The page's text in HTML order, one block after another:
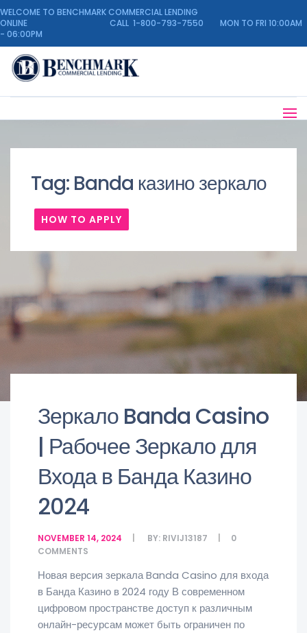
WELCOME TO BENCHMARK COMMERCIAL LENDING
ONLINE CALL 1-800-793-7550 MON TO FRI 10:00AM
- 06:00PM
Tag: Banda казино зеркало
HOW TO APPLY
Зеркало Banda Casino
| Рабочее Зеркало для
Входа в Банда Казино
2024
NOVEMBER 14, 2024 BY: RIVIJ13187
0
COMMENTS
Новая версия зеркала Banda Casino для входа
в Банда Казино в 2024 году В современном
цифровом пространстве доступ к различным
онлайн-ресурсам может быть ограничен по